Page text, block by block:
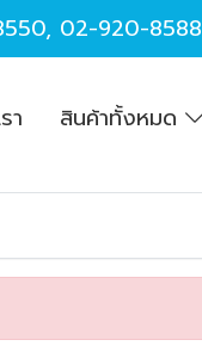
, 02-920-8588
า สินค้าทั้งหมด